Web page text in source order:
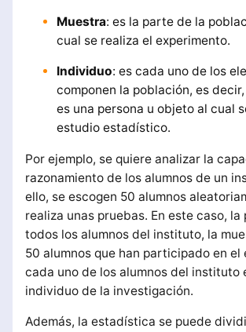
Muestra: es la parte de la
cual se realiza el experimento.
Individuo: es cada uno de los
componen la población, es
es una persona u objeto al cual
estudio estadístico.
Por ejemplo, se quiere analizar la
razonamiento de los alumnos de un
ello, se escogen 50 alumnos
realiza unas pruebas. En este caso, la
todos los alumnos del instituto, la
50 alumnos que han participado en el
cada uno de los alumnos del instituto
individuo de la investigación.
Además, la estadística se puede